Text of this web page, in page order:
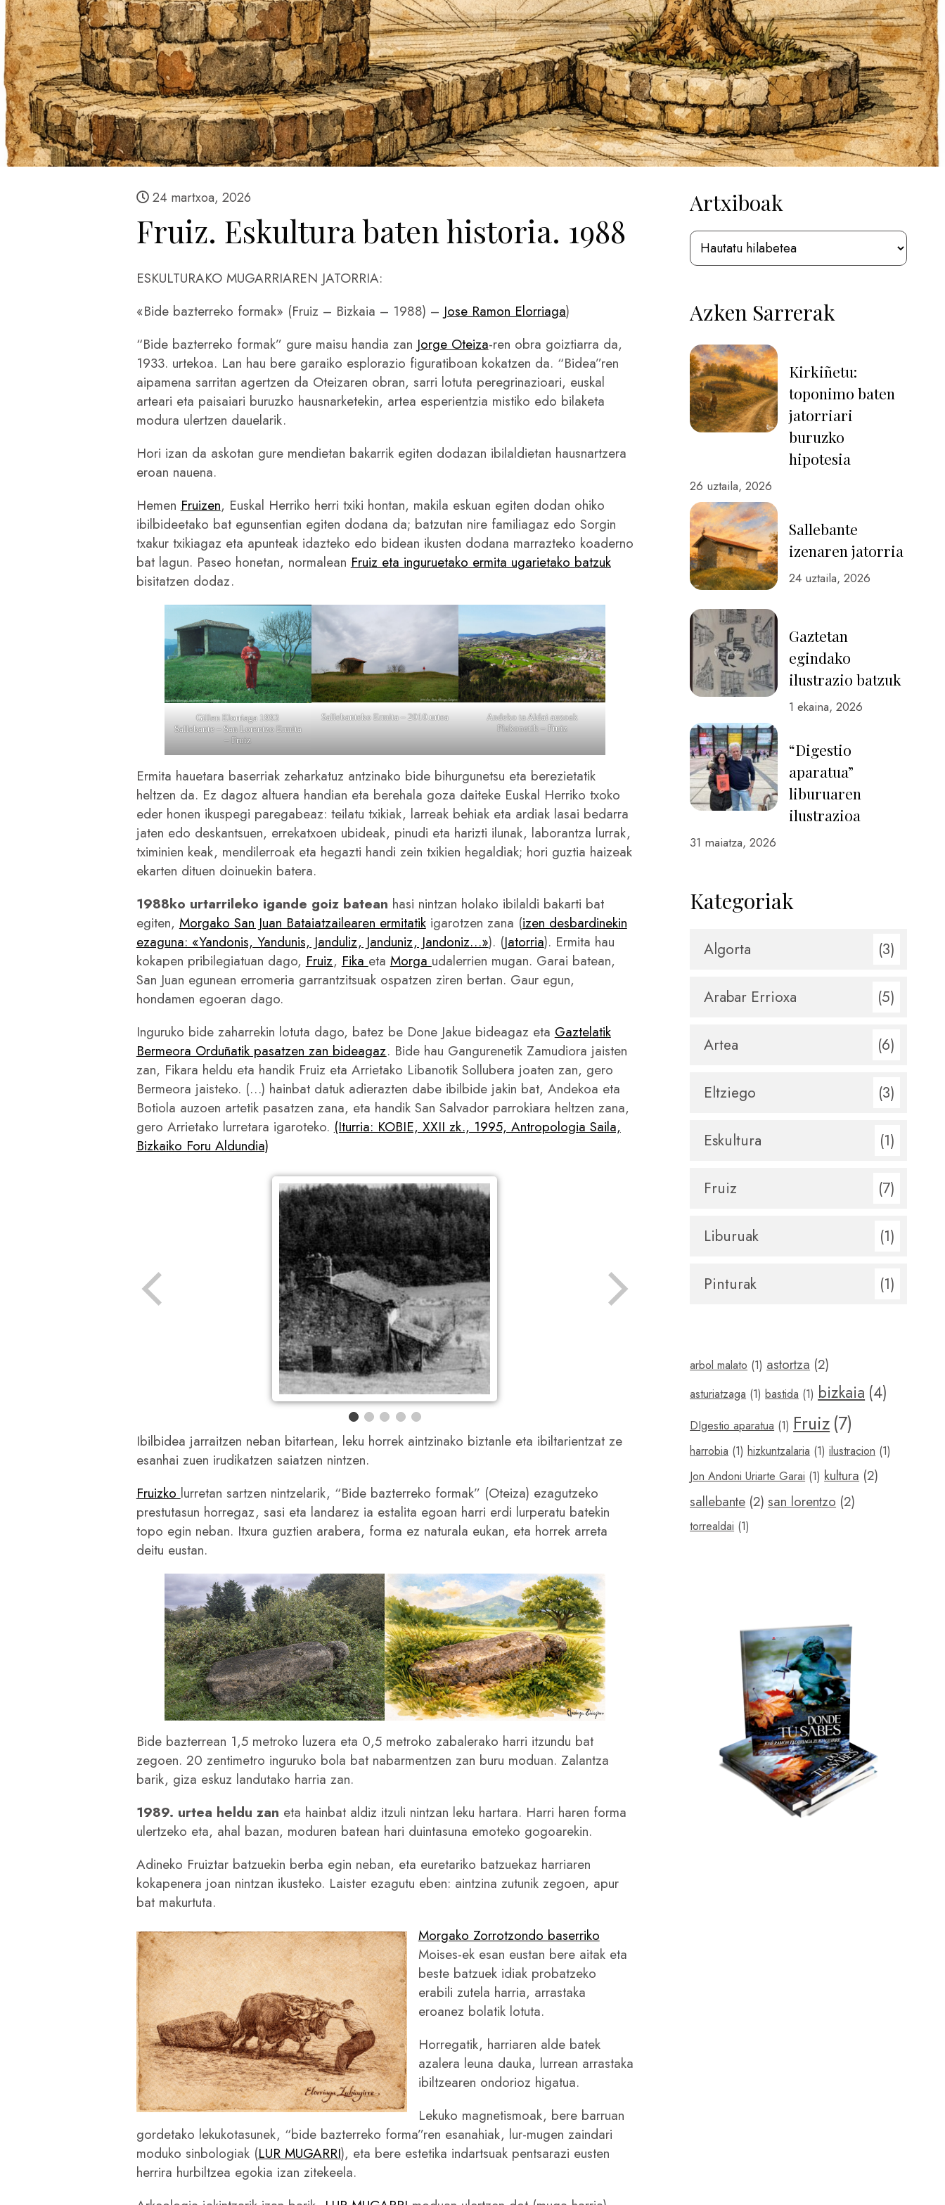
24 martxoa, 2026
Fruiz. Eskultura baten historia. 1988
ESKULTURAKO MUGARRIAREN JATORRIA:
«Bide bazterreko formak» (Fruiz – Bizkaia – 1988) – Jose Ramon Elorriaga)
“Bide bazterreko formak” gure maisu handia zan Jorge Oteiza-ren obra goiztiarra da,
1933. urtekoa. Lan hau bere garaiko esplorazio figuratiboan kokatzen da. “Bidea”ren
aipamena sarritan agertzen da Oteizaren obran, sarri lotuta peregrinazioari, euskal
arteari eta paisaiari buruzko hausnarketekin, artea esperientzia mistiko edo bilaketa
modura ulertzen dauelarik.
Hori izan da askotan gure mendietan bakarrik egiten dodazan ibilaldietan hausnartzera
eroan nauena.
Hemen Fruizen, Euskal Herriko herri txiki hontan, makila eskuan egiten dodan ohiko
ibilbideetako bat egunsentian egiten dodana da; batzutan nire familiagaz edo Sorgin
txakur txikiagaz eta apunteak idazteko edo bidean ikusten dodana marrazteko koaderno
bat lagun. Paseo honetan, normalean Fruiz eta inguruetako ermita ugarietako batzuk
bisitatzen dodaz.
Gillen Elorriaga 1993
Sallebante – San Lorentzo Ermita
– Fruiz
Sallebanteko Ermita – 2010.urtea
Andeko ta Aldai auzoak
Plakonetik – Fruiz
Ermita hauetara baserriak zeharkatuz antzinako bide bihurgunetsu eta berezietatik
heltzen da. Ez dagoz altuera handian eta berehala goza daiteke Euskal Herriko txoko
eder honen ikuspegi paregabeaz: teilatu txikiak, larreak behiak eta ardiak lasai bedarra
jaten edo deskantsuen, errekatxoen ubideak, pinudi eta harizti ilunak, laborantza lurrak,
tximinien keak, mendilerroak eta hegazti handi zein txikien hegaldiak; hori guztia haizeak
ekarten dituen doinuekin batera.
1988ko urtarrileko igande goiz batean hasi nintzan holako ibilaldi bakarti bat
egiten, Morgako San Juan Bataiatzailearen ermitatikigarotzen zana (izen desbardinekin
ezaguna: «Yandonis, Yandunis, Janduliz, Janduniz, Jandoniz…»). (Jatorria). Ermita hau
kokapen pribilegiatuan dago, Fruiz, Fika eta Morga udalerrien mugan. Garai batean,
San Juan egunean erromeria garrantzitsuak ospatzen ziren bertan. Gaur egun,
hondamen egoeran dago.
Inguruko bide zaharrekin lotuta dago, batez be Done Jakue bideagaz eta Gaztelatik
Bermeora Orduñatik pasatzen zan bideagaz. Bide hau Gangurenetik Zamudiora jaisten
zan, Fikara heldu eta handik Fruiz eta Arrietako Libanotik Sollubera joaten zan, gero
Bermeora jaisteko. (…) hainbat datuk adierazten dabe ibilbide jakin bat, Andekoa eta
Botiola auzoen artetik pasatzen zana, eta handik San Salvador parrokiara heltzen zana,
gero Arrietako lurretara igaroteko. (Iturria: KOBIE, XXII zk., 1995, Antropologia Saila,
Bizkaiko Foru Aldundia)
Ibilbidea jarraitzen neban bitartean, leku horrek aintzinako biztanle eta ibiltarientzat ze
esanhai zuen irudikatzen saiatzen nintzen.
Fruizko lurretan sartzen nintzelarik, “Bide bazterreko formak” (Oteiza) ezagutzeko
prestutasun horregaz, sasi eta landarez ia estalita egoan harri erdi lurperatu batekin
topo egin neban. Itxura guztien arabera, forma ez naturala eukan, eta horrek arreta
deitu eustan.
Bide bazterrean 1,5 metroko luzera eta 0,5 metroko zabalerako harri itzundu bat
zegoen. 20 zentimetro inguruko bola bat nabarmentzen zan buru moduan. Zalantza
barik, giza eskuz landutako harria zan.
1989. urtea heldu zan eta hainbat aldiz itzuli nintzan leku hartara. Harri haren forma
ulertzeko eta, ahal bazan, moduren batean hari duintasuna emoteko gogoarekin.
Adineko Fruiztar batzuekin berba egin neban, eta euretariko batzuekaz harriaren
kokapenera joan nintzan ikusteko. Laister ezagutu eben: aintzina zutunik zegoen, apur
bat makurtuta.
Morgako Zorrotzondo baserriko
Moises-ek esan eustan bere aitak eta
beste batzuek idiak probatzeko
erabili zutela harria, arrastaka
eroanez bolatik lotuta.
Horregatik, harriaren alde batek
azalera leuna dauka, lurrean arrastaka
ibiltzearen ondorioz higatua.
Lekuko magnetismoak, bere barruan
gordetako lekukotasunek, “bide bazterreko forma”ren esanahiak, lur-mugen zaindari
moduko sinbologiak (LUR MUGARRI), eta bere estetika indartsuak pentsarazi eusten
herrira hurbiltzea egokia izan zitekeela.
Artxiboak
Azken Sarrerak
Kirkiñetu:
toponimo baten
jatorriari
buruzko
hipotesia
26 uztaila, 2026
Sallebante
izenaren jatorria
24 uztaila, 2026
Gaztetan
egindako
ilustrazio batzuk
1 ekaina, 2026
“Digestio
aparatua”
liburuaren
ilustrazioa
31 maiatza, 2026
Kategoriak
Algorta (3)
Arabar Errioxa (5)
Artea (6)
Eltziego (3)
Eskultura (1)
Fruiz (7)
Liburuak (1)
Pinturak (1)
arbol malato (1) astortza (2)
asturiatzaga (1) bastida (1) bizkaia (4)
DIgestio aparatua (1) Fruiz(7)
harrobia (1) hizkuntzalaria (1) ilustracion (1)
Jon Andoni Uriarte Garai (1) kultura (2)
sallebante (2) san lorentzo (2)
torrealdai (1)